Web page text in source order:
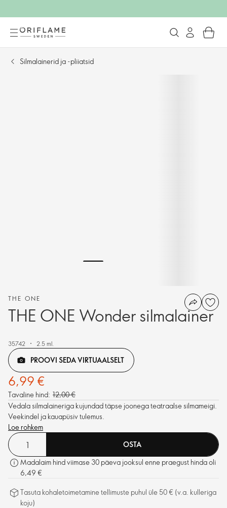
Silmalainerid ja -pliiatsid
THE ONE
THE ONE Wonder silmalainer
35742 2.5 ml.
PROOVI SEDA VIRTUAALSELT
6,99 €
Tavaline hind: 12,00 €
Vedala silmalaineriga kujundad täpse joonega teatraalse silmameigi.
Veekindel ja kauapüsiv tulemus.
Loe rohkem
OSTA
Madalaim hind viimase 30 päeva jooksul enne praegust hinda oli
6,49 €
Tasuta kohaletoimetamine tellimuste puhul üle 50 € (v.a. kulleriga
koju)